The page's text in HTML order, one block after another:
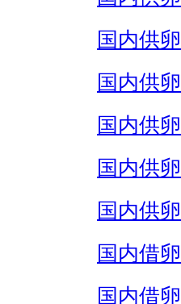
国内供
国内供
国内供
国内供
国内供
国内借
国内借